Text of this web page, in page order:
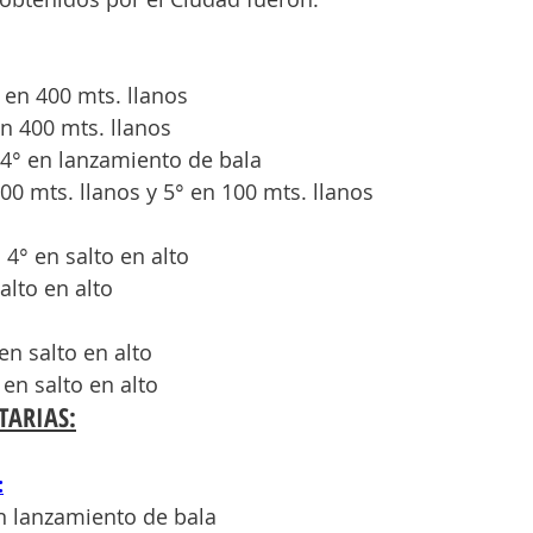
400 mts. llanos
400 mts. llanos
en lanzamiento de bala
mts. llanos y 5° en 100 mts. llanos
en salto en alto
en alto
salto en alto
salto en alto
lanzamiento de bala